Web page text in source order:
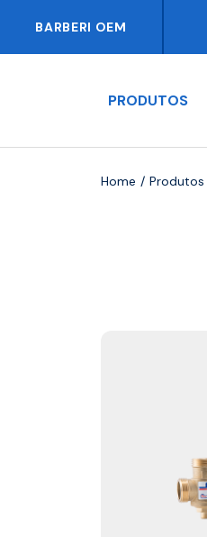
BARBERI OEM
PRODUTOS
Home Produtos